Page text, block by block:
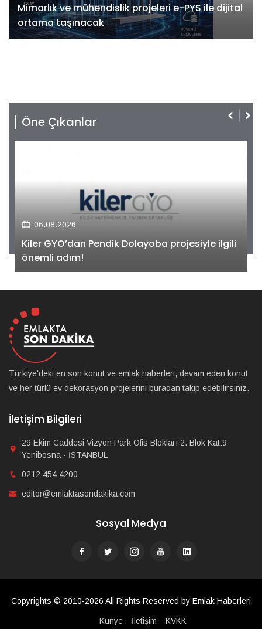
Mimarlık ve mühendislik projeleri e-PYS ile dijital
ortama taşınacak
Öne Çıkanlar
06.08.2026
Kiler GYO’dan Pendik Dolayoba projesiyle ilgili
önemli adım!
Türkiye'deki en son konut ve emlak haberleri, devam eden konut
ve her türlü ev dekorasyon projelerini buradan takip edebilirsiniz.
İletişim Bilgileri
29 Ekim Caddesi Vizyon Park Ofis Blokları 2. Blok Kat:9
Yenibosna - İSTANBUL
0212 454 4200
editor@emlaktasondakika.com
Sosyal Medya
Copyrights © 2010-2026 All Rights Reserved by Emlak Haberleri
Künye İletişim KVKK